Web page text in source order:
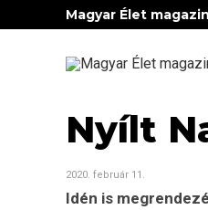
Magyar Élet
Nyílt
2020. február 11.
Idén is